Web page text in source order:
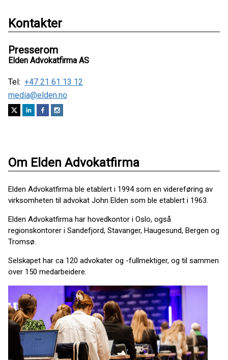
Kontakter
Presserom
Elden Advokatfirma AS
Tel: +47 21 61 13 12
media@elden.no
Om Elden Advokatfirma
Elden Advokatfirma ble etablert i 1994 som en videreføring av
virksomheten til advokat John Elden som ble etablert i 1963.
Elden Advokatfirma har hovedkontor i Oslo, også
regionskontorer i Sandefjord, Stavanger, Haugesund, Bergen og
Tromsø.
Selskapet har ca 120 advokater og -fullmektiger, og til sammen
over 150 medarbeidere.